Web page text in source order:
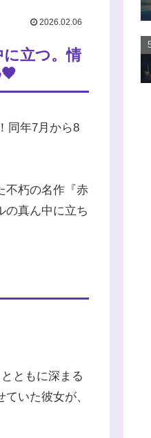
2026.02.06
立つ。情
同年7月から8
不朽の名作『赤
の真ん中に立ち
ともに深まる
いた彼女が、